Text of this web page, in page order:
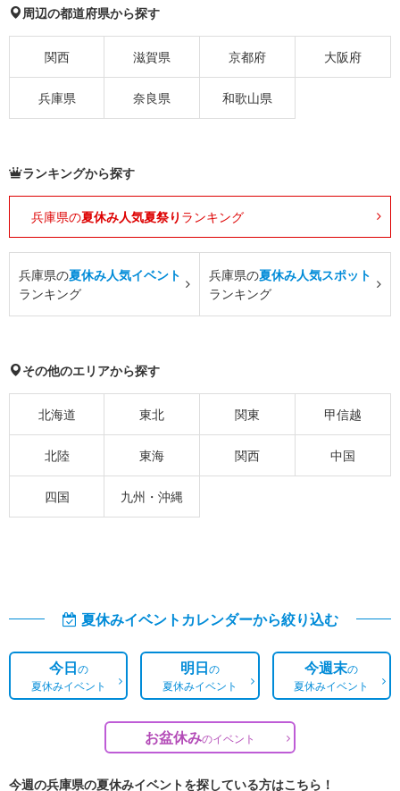
周辺の都道府県から探す
関西 滋賀県 京都府 大阪府
兵庫県 奈良県 和歌山県
ランキングから探す
兵庫県の夏休み人気夏祭り ランキング
兵庫県の夏休み人気イベント
ランキング
兵庫県の夏休み人気スポット
ランキング
その他のエリアから探す
北海道 東北 関東 甲信越
北陸 東海 関西 中国
四国 九州・沖縄
夏休みイベントカレンダーから絞り込む
今日の
夏休みイベント
明日の
夏休みイベント
今週末の
夏休みイベント
お盆休みのイベント
今週の兵庫県の夏休みイベントを探している方はこちら！